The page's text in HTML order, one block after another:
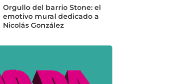
Orgullo del barrio Stone: el
emotivo mural dedicado a
Nicolás González